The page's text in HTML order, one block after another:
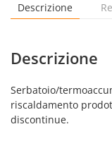
Descrizione
Descrizione
Serbatoio/
riscaldamento
discontinue.